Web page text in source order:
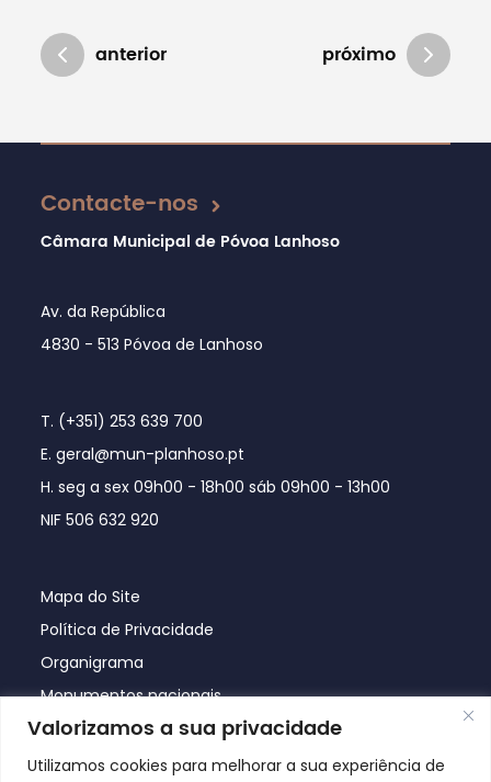
Valorizamos a sua privacidade
Utilizamos cookies para melhorar a sua experiência de
anterior próximo
Atualizado em 15/01/2025
Contacte-nos
Câmara Municipal de Póvoa Lanhoso
Av. da República
4830 - 513 Póvoa de Lanhoso
T. (+351) 253 639 700
E. geral@mun-planhoso.pt
H. seg a sex 09h00 - 18h00 sáb 09h00 - 13h00
NIF 506 632 920
Mapa do Site
Política de Privacidade
Organigrama
Monumentos nacionais